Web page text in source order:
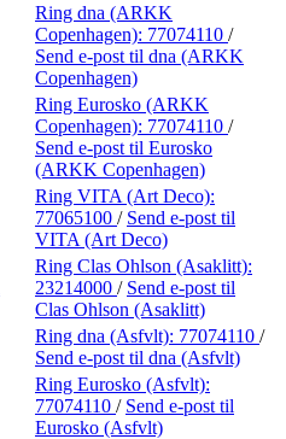
Ring dna (ARKK
Copenhagen): 77074110 /
Send e-post til dna (ARKK
Copenhagen)
Ring Eurosko (ARKK
Copenhagen): 77074110 /
Send e-post til Eurosko
(ARKK Copenhagen)
Ring VITA (Art Deco):
77065100 / Send e-post til
VITA (Art Deco)
Ring Clas Ohlson (Asaklitt):
23214000 / Send e-post til
Clas Ohlson (Asaklitt)
Ring dna (Asfvlt): 77074110 /
Send e-post til dna (Asfvlt)
Ring Eurosko (Asfvlt):
77074110 / Send e-post til
Eurosko (Asfvlt)